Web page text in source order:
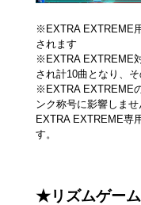
※EXTRA EXTREME
されます
※EXTRA EXTREME
され計10曲となり、
※EXTRA EXTREME
ンク称号に影響しませ
EXTRA EXTREME専
す。
★リズムゲー